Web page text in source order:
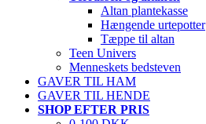
Altan plantekasse
Hængende urtepotter
Tæppe til altan
Teen Univers
Menneskets bedsteven
GAVER TIL HAM
GAVER TIL HENDE
SHOP EFTER PRIS